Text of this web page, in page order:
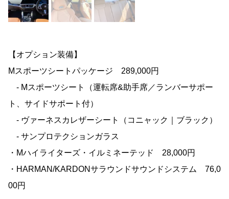
【オプション装備】
Mスポーツシートパッケージ 289,000円
- Mスポーツシート（運転席&助手席／ランバーサポー
ト、サイドサポート付）
- ヴァーネスカレザーシート（コニャック｜ブラック）
- サンプロテクションガラス
・Mハイライターズ・イルミネーテッド 28,000円
・HARMAN/KARDONサラウンドサウンドシステム 76,0
00円